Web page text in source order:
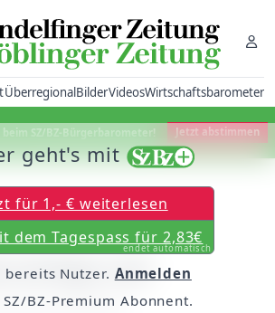
ÜberregionalBilderVideosWirtschaftsbarometer
SZ/BZ-Bürgerbarometer! Jetzt abstimmen
sich
geht's mit
für 1,- € weiterlesen
dem Tagespass für 2,83€
endet automatisch
bereits Nutzer. Anmelden
BZ-Premium Abonnent.